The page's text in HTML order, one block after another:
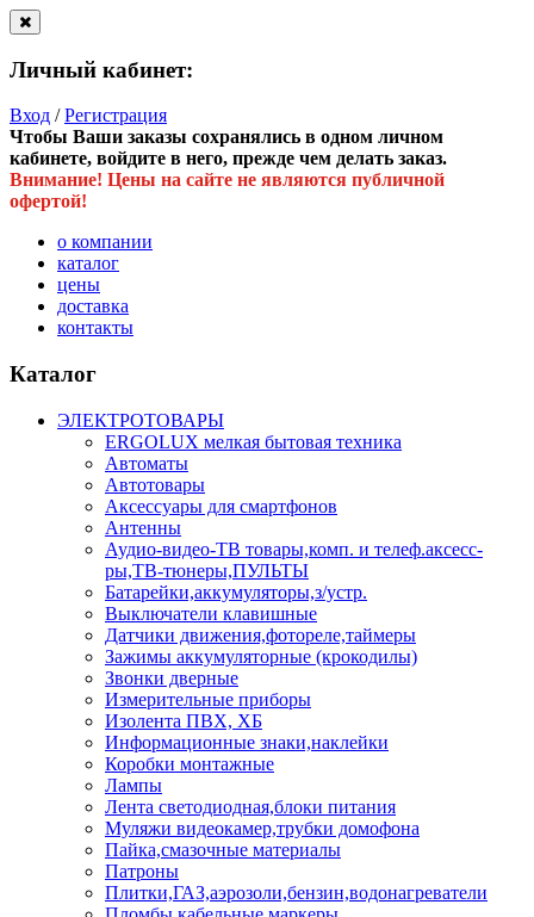
Личный кабинет:
Вход /Регистрация
Чтобы Ваши заказы сохранялись в одном личном
кабинете, войдите в него, прежде чем делать заказ.
Внимание! Цены на сайте не являются публичной
офертой!
о компании
каталог
цены
доставка
контакты
Каталог
ЭЛЕКТРОТОВАРЫ
ERGOLUX мелкая бытовая техника
Автоматы
Автотовары
Аксессуары для смартфонов
Антенны
Аудио-видео-ТВ товары,комп. и телеф.аксесс-
ры,ТВ-тюнеры,ПУЛЬТЫ
Батарейки,аккумуляторы,з/устр.
Выключатели клавишные
Датчики движения,фотореле,таймеры
Зажимы аккумуляторные (крокодилы)
Звонки дверные
Измерительные приборы
Изолента ПВХ, ХБ
Информационные знаки,наклейки
Коробки монтажные
Лампы
Лента светодиодная,блоки питания
Муляжи видеокамер,трубки домофона
Пайка,смазочные материалы
Патроны
Плитки,ГАЗ,аэрозоли,бензин,водонагреватели